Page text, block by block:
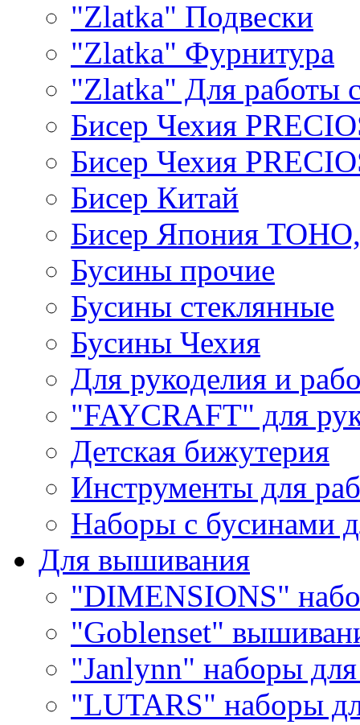
"Zlatka" Подвески
"Zlatka" Фурнитура
"Zlatka" Для работы
Бисер Чехия
Бисер Чехия
Бисер Китай
Бисер Япония
Бусины прочие
Бусины стеклянные
Бусины Чехия
Для рукоделия и
"FAYCRAFT" для
Детская бижутерия
Инструменты для
Наборы с бусинами
Для вышивания
"DIMENSIONS"
"Goblenset"
"Janlynn" наборы
"LUTARS" наборы